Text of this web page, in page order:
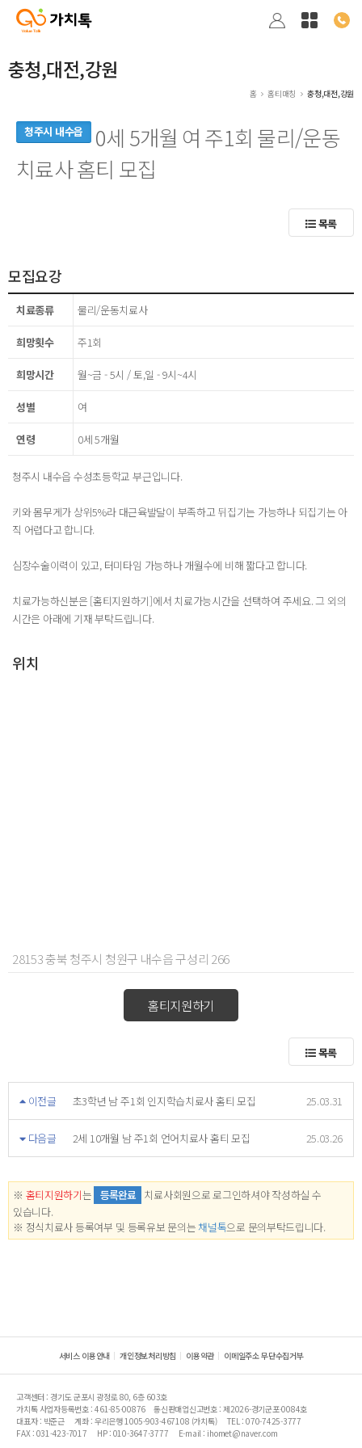
충청,대전,강원
홈 홈티매칭 충청,대전,강원
청주시 내수읍
0세 5개월 여 주1회 물리/운동
치료사 홈티 모집
목록
모집요강
치료종류 물리/운동치료사
희망횟수 주1회
희망시간 월~금 - 5시 / 토,일 - 9시~4시
성별 여
연령 0세 5개월
청주시 내수읍 수성초등학교 부근입니다.
키와 몸무게가 상위5%라 대근육발달이 부족하고 뒤집기는 가능하나 되집기는 아
직 어렵다고 합니다.
심장수술이력이 있고, 터미타임 가능하나 개월수에 비해 짧다고 합니다.
치료가능하신분은 [홈티지원하기]에서 치료가능시간을 선택하여 주세요. 그 외의
시간은 아래에 기재 부탁드립니다.
위치
28153 충북 청주시 청원구 내수읍 구성리 266
홈티지원하기
목록
이전글 초3학년 남 주1회 인지학습치료사 홈티 모집 25.03.31
다음글 2세 10개월 남 주1회 언어치료사 홈티 모집 25.03.26
※ 홈티지원하기는 등록완료 치료사회원으로 로그인하셔야 작성하실 수
있습니다.
※ 정식치료사 등록여부 및 등록유보 문의는 채널톡으로 문의부탁드립니다.
서비스 이용안내 개인정보처리방침 이용약관 이메일주소 무단수집거부
고객센터 : 경기도 군포시 광정로 80, 6층 603호
가치톡 사업자등록번호 : 461-85-00876
통신판매업신고번호 : 제2026-경기군포-0084호
대표자 : 박준근
계좌 : 우리은행 1005-903-467108 (가치톡)
TEL : 070-7425-3777
FAX : 031-423-7017
HP : 010-3647-3777 E-mail : ihomet@naver.com